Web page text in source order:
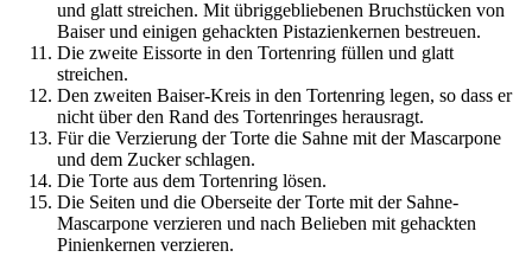
und glatt streichen. Mit übriggebliebenen Bruchstücken von
Baiser und einigen gehackten Pistazienkernen bestreuen.
Die zweite Eissorte in den Tortenring füllen und glatt
streichen.
Den zweiten Baiser-Kreis in den Tortenring legen, so dass er
nicht über den Rand des Tortenringes herausragt.
Für die Verzierung der Torte die Sahne mit der Mascarpone
und dem Zucker schlagen.
Die Torte aus dem Tortenring lösen.
Die Seiten und die Oberseite der Torte mit der Sahne-
Mascarpone verzieren und nach Belieben mit gehackten
Pinienkernen verzieren.